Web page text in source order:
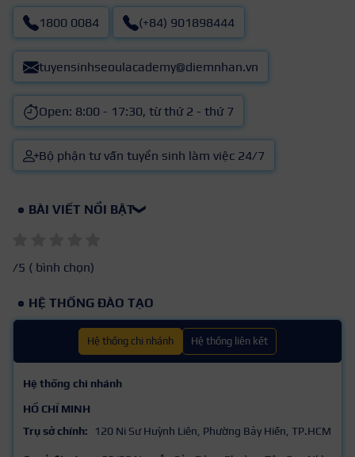
1800 0084 (+84) 901898444
tuyensinhseoulacademy@diemnhan.vn
Open: 8:00 - 17:30, từ thứ 2 - thứ 7
Bộ phận tư vấn tuyển sinh làm việc 24/7
BÀI VIẾT NỔI BẬT❯
/5 ( bình chọn)
HỆ THỐNG ĐÀO TẠO
Hệ thống chi nhánh Hệ thống liên kết
Hệ thống chi nhánh
HỒ CHÍ MINH
Trụ sở chính:
120 Ni Sư Huỳnh Liên, Phường Bảy Hiền, TP.HCM